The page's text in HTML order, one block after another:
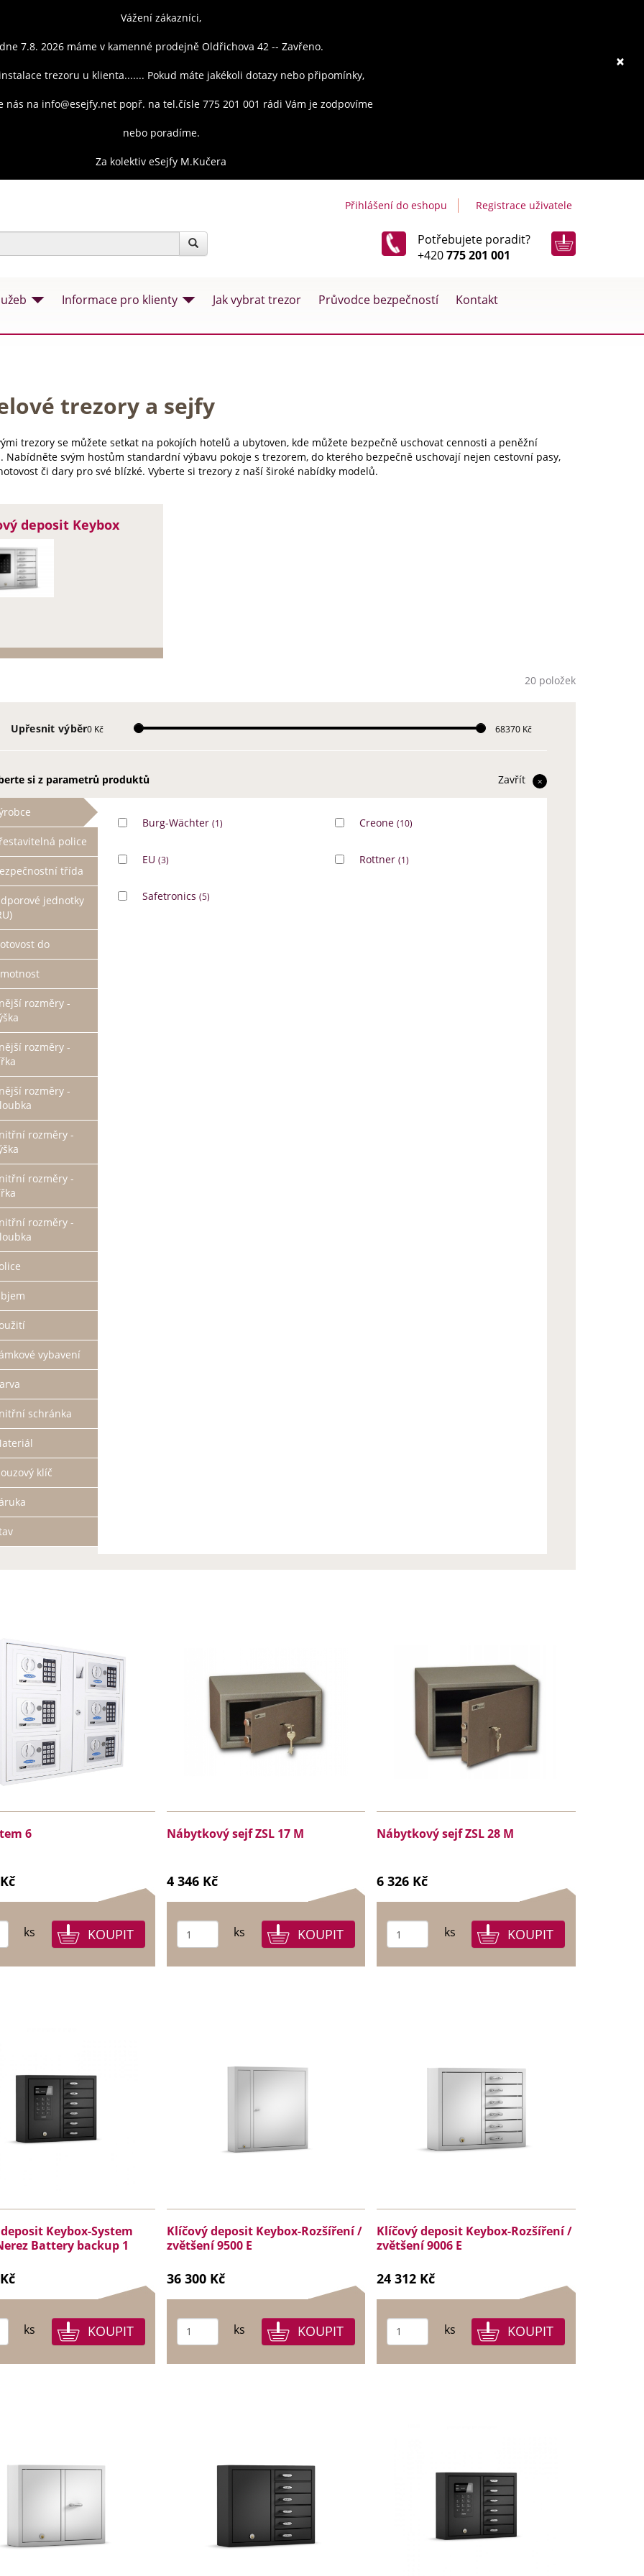
×
Vážení zákazníci,
dne 7.8. 2026 máme v kamenné prodejně Oldřichova 42 -- Zavřeno.
trezoru u klienta....... Pokud máte jakékoli dotazy nebo připomínky,
nás na info@esejfy.net popř. na tel.čísle 775 201 001 rádi Vám je zodpovíme
nebo poradíme.
Za kolektiv eSejfy M.Kučera
Přihlášení do eshopu Registrace uživatele
Potřebujete poradit?
+420775 201 001
Informace pro klienty Jak vybrat trezor Průvodce bezpečností Kontakt
trezory a sejfy
trezory se můžete setkat na pokojích hotelů a ubytoven, kde můžete bezpečně uschovat cennosti a peněžní
Nabídněte svým hostům standardní výbavu pokoje s trezorem, do kterého bezpečně uschovají nejen cestovní pasy,
či dary pro své blízké. Vyberte si trezory z naší široké nabídky modelů.
deposit Keybox
20 položek
Upřesnit výběr0 Kč 68370 Kč
si z parametrů produktů Zavřít
police
třída
jednotky
do
rozměry -
rozměry -
rozměry -
rozměry -
rozměry -
rozměry -
vybavení
schránka
klíč
Burg-Wächter (1) Creone(10)
EU (3) Rottner(1)
Safetronics (5)
6
ks
Nábytkový sejf ZSL 17 M
4 346 Kč
ks
Nábytkový sejf ZSL 28 M
6 326 Kč
ks
Keybox-System
Battery backup 1
ks
Klíčový deposit Keybox-Rozšíření /
zvětšení 9500 E
36 300 Kč
ks
Klíčový deposit Keybox-Rozšíření /
zvětšení 9006 E
24 312 Kč
ks